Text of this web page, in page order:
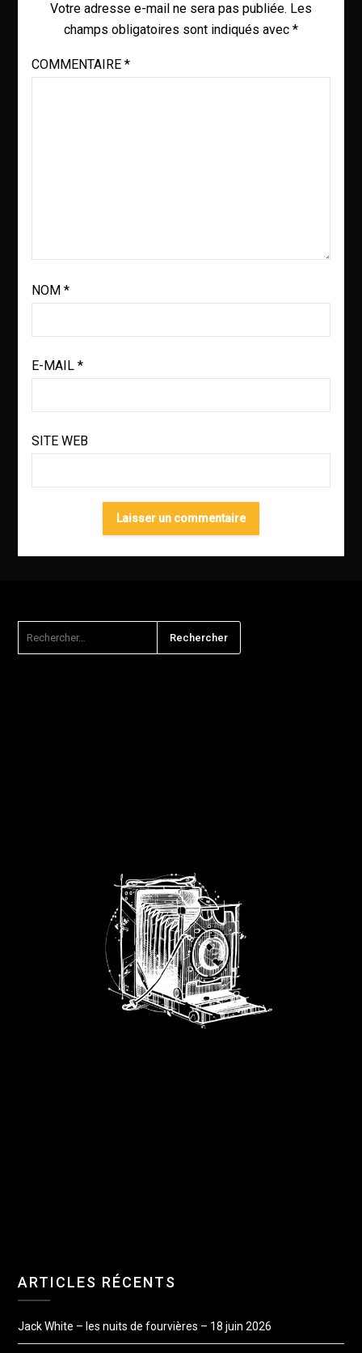
Votre adresse e-mail ne sera pas publiée. Les
champs obligatoires sont indiqués avec *
COMMENTAIRE *
NOM *
E-MAIL *
SITE WEB
ARTICLES RÉCENTS
Jack White – les nuits de fourvières – 18 juin 2026